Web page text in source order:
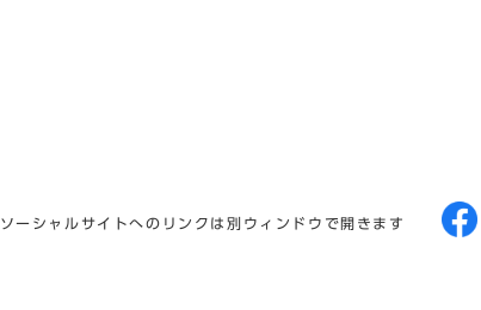
ソーシャルサイトへのリンクは別ウィンドウで開きます